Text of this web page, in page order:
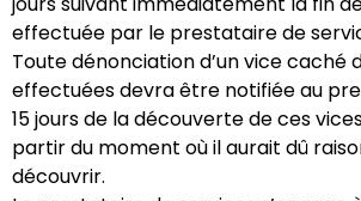
effectuée par le prestataire de
Toute dénonciation d’un vice caché
effectuées devra être notifiée au
15 jours de la découverte de ces
partir du moment où il aurait dû
découvrir.